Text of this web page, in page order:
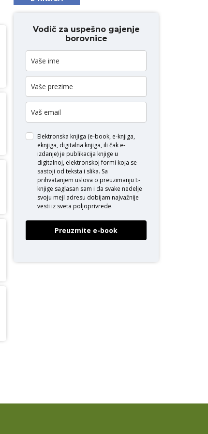
Vodič za uspešno gajenje
borovnice
Elektronska knjiga (e-book, e-knjiga,
eknjiga, digitalna knjiga, ili čak e-
izdanje) je publikacija knjige u
digitalnoj, elektronskoj formi koja se
sastoji od teksta i slika. Sa
prihvatanjem uslova o preuzimanju E-
knjige saglasan sam i da svake nedelje
svoju mejl adresu dobijam najvažnije
vesti iz sveta poljoprivrede.
Preuzmite e-book